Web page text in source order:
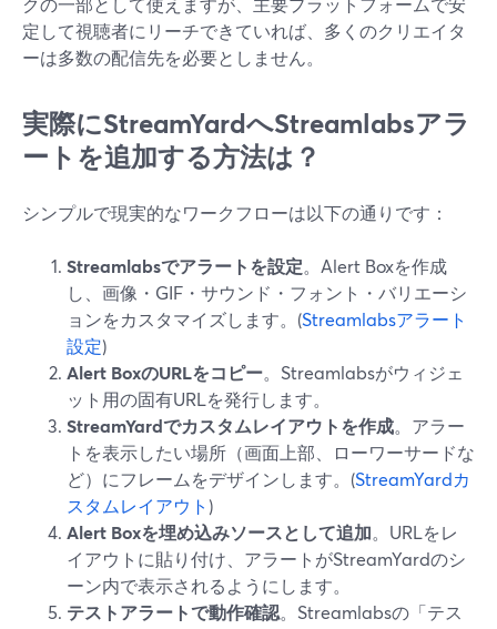
定して視聴者にリーチできていれば、多くのクリエイタ
ーは多数の配信先を必要としません。
実際にStreamYardへStreamlabsアラ
ートを追加する方法は？
シンプルで現実的なワークフローは以下の通りです：
Streamlabsでアラートを設定。Alert Boxを作成
し、画像・GIF・サウンド・フォント・バリエーシ
ョンをカスタマイズします。(Streamlabsアラート
設定)
Alert BoxのURLをコピー。Streamlabsがウィジェ
ット用の固有URLを発行します。
StreamYardでカスタムレイアウトを作成。アラー
トを表示したい場所（画面上部、ローワーサードな
ど）にフレームをデザインします。(StreamYardカ
スタムレイアウト )
Alert Boxを埋め込みソースとして追加。URLをレ
イアウトに貼り付け、アラートがStreamYardのシ
ーン内で表示されるようにします。
テストアラートで動作確認。Streamlabsの「テス